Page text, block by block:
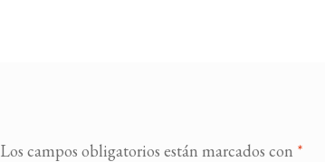
Los campos obligatorios están marcados con *